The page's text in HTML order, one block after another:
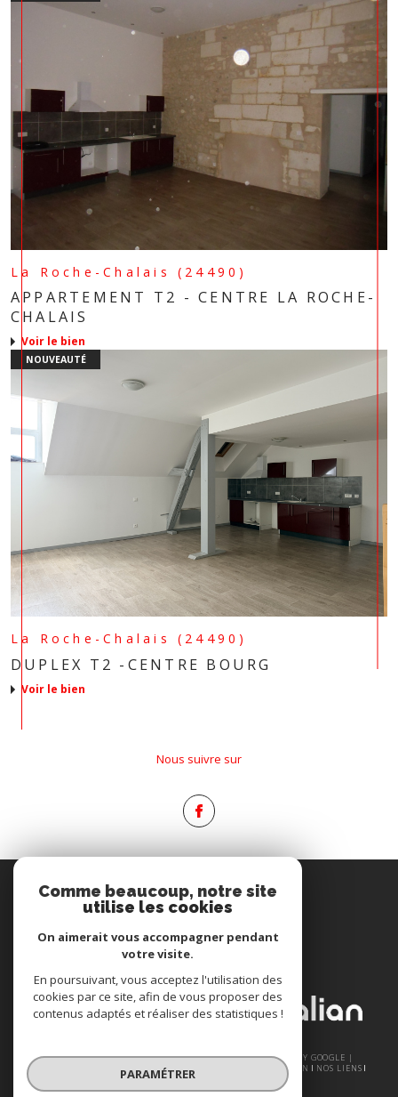
La Roche-Chalais (24490)
APPARTEMENT T2 - CENTRE LA ROCHE-
CHALAIS
voir le bien
NOUVEAUTÉ
La Roche-Chalais (24490)
DUPLEX T2 -CENTRE BOURG
voir le bien
Nous suivre sur
PROPRIÉTAIRE
ADHÉRONS
© 2026 | TOUS DROITS RÉSERVÉS | TRADUCTION POWERED BY GOOGLE |
PLAN DU SITE MENTIONS LÉGALES ADMIN
NOS LIENS
POLITIQUE RGPD
Comme beaucoup, notre site
utilise les cookies
On aimerait vous accompagner pendant
votre visite.
En poursuivant, vous acceptez l'utilisation des
cookies par ce site, afin de vous proposer des
contenus adaptés et réaliser des statistiques !
PARAMÉTRER